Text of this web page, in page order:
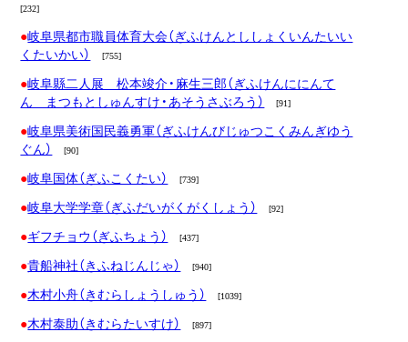
[232]
岐阜県都市職員体育大会（ぎふけんとししょくいんたいい
くたいかい）
[755]
岐阜縣二人展 松本竣介・麻生三郎（ぎふけんににんて
ん まつもとしゅんすけ・あそうさぶろう）
[91]
岐阜県美術国民義勇軍（ぎふけんびじゅつこくみんぎゆう
ぐん）
[90]
岐阜国体（ぎふこくたい） [739]
岐阜大学学章（ぎふだいがくがくしょう） [92]
ギフチョウ（ぎふちょう） [437]
貴船神社（きふねじんじゃ） [940]
木村小舟（きむらしょうしゅう） [1039]
木村泰助（きむらたいすけ） [897]